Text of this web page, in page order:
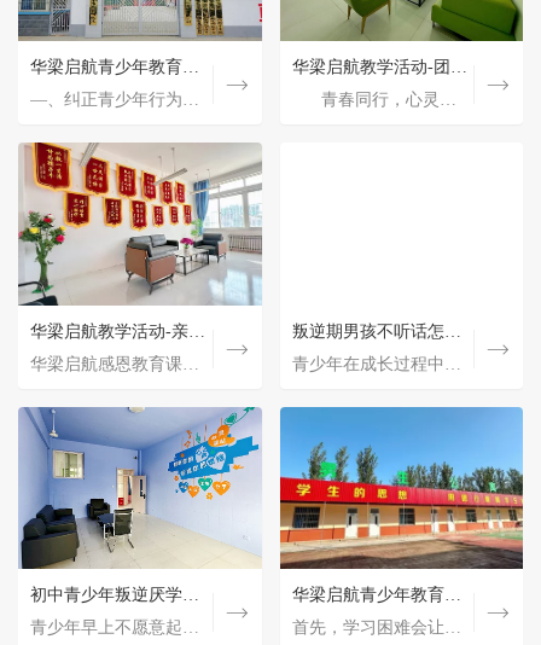
华梁启航青少年教育中心的教育方法
—、纠正青少年行为习惯 (一)心理疏导阶段 在学员入学的一周内，详细了解学员情况，根据青少年的性…
华梁启航教学活动-团体心理辅导
青春同行，心灵绽放-华梁启航团体心理辅导 团队心理辅导-“优点大轰炸” 学员们通过…
华梁启航青少年教育中心不同学员心理辅导
华梁启航教学活动-团体心理辅导
青春同行，心灵绽放-华梁启航团体心理辅导 团队心理辅导-“优点大轰炸” 学员们通过松轻愉…
青少年进入青春期后家长该怎么教育
青少年进入青春后，就代表这青少年开始从从幼稚走向成熟，从依赖走向**，从家庭走向社会，青少年已经…
青少年没有学习积极性的原因
生活式体验教育
军事训练
素质教育
华梁启航青少年教育中心的教育方法
—、纠正青少年行为习惯 (一)心理疏导阶段 在学员入学的一周内，详细了解学员情况，根据青少年的性…
华梁启航教学活动-传统国学教育《第子规》通读
《弟子规》，这是一部以古代儒家思想为基础，教导人们如何为人处世、待人接物的启蒙读物。 深…
培养青少年法制道德观念：共筑美好未来的基石
培养青少年法制道德观念：共筑美好未来的基石 青少年是国家和社会的未来与希望，他们的法制道德…
华梁启航青少年教育中心的教育方法
—、纠正青少年行为习惯 (一)心理疏导阶段 在学员入学的一周内，详细了解学员情况，根据青少年的性…